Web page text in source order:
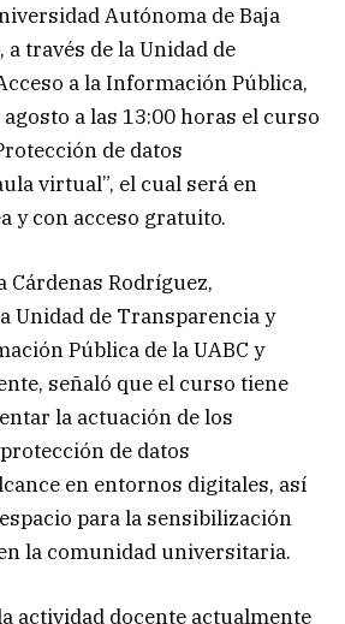
Autónoma de Baja
a través de la Unidad de
a la Información Pública,
a las 13:00 horas el curso
de datos
virtual”, el cual será en
y con acceso gratuito.
Cárdenas Rodríguez,
Unidad de Transparencia y
Pública de la UABC y
señaló que el curso tiene
la actuación de los
de datos
en entornos digitales, así
para la sensibilización
la comunidad universitaria.
actividad docente actualmente